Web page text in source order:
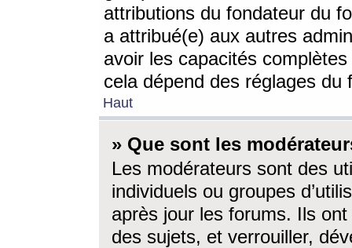
attributions du fondateur du
a attribué(e) aux autres
avoir les capacités
cela dépend des réglages du
Haut
» Que sont les
Les modérateurs sont des
individuels ou groupes
après jour les forums. Ils ont
des sujets, et verrouiller,